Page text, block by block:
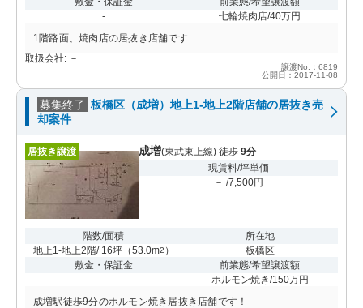
-
七輪焼肉店/40万円
1階路面、焼肉店の居抜き店舗です
取扱会社: －
譲渡No.：6819
公開日：2017-11-08
募集終了 板橋区（成増）地上1-地上2階店舗の居抜き売
却案件
居抜き譲渡 成増(東武東上線) 徒歩 9分
現賃料/坪単価
－ /7,500円
階数/面積
地上1-地上2階/ 16坪（53.0m2 ）
所在地
板橋区
敷金・保証金
-
前業態/希望譲渡額
ホルモン焼き/150万円
成増駅徒歩9分のホルモン焼き居抜き店舗です！